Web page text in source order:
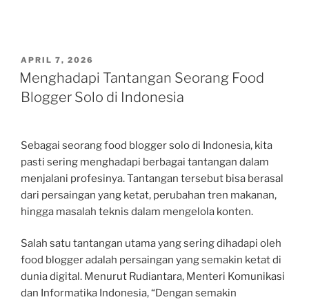
POSTED
ON
APRIL 7, 2026
Menghadapi Tantangan Seorang Food
Blogger Solo di Indonesia
Sebagai seorang food blogger solo di Indonesia, kita
pasti sering menghadapi berbagai tantangan dalam
menjalani profesinya. Tantangan tersebut bisa berasal
dari persaingan yang ketat, perubahan tren makanan,
hingga masalah teknis dalam mengelola konten.
Salah satu tantangan utama yang sering dihadapi oleh
food blogger adalah persaingan yang semakin ketat di
dunia digital. Menurut Rudiantara, Menteri Komunikasi
dan Informatika Indonesia, “Dengan semakin